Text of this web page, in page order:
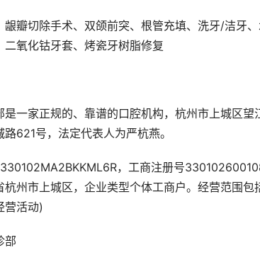
龈瓣切除手术、双颌前突、根管充填、洗牙/洁牙
二氧化钴牙套、烤瓷牙树脂修复
一家正规的、靠谱的口腔机构，杭州市上城区望
621号，法定代表人为严杭燕。
，工商注册号
州市上城区，企业类型个体工商户。经营范围
营活动)
部